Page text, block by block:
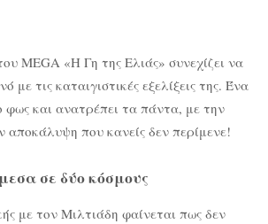
MEGA «Η Γη της Ελιάς» συνεχίζει να
με τις καταιγιστικές εξελίξεις της. Ένα
φως και ανατρέπει τα πάντα, με την
αποκάλυψη που κανείς δεν περίμενε!
σε δύο κόσμους
με τον Μιλτιάδη φαίνεται πως δεν